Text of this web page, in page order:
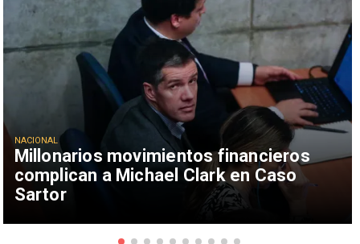
Millonarios movimientos financieros
complican a Michael Clark en Caso
Sartor
NACIONAL